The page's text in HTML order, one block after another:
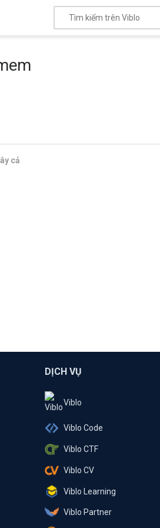
cả
DỊCH VỤ
Viblo
Viblo Code
Viblo CTF
Viblo CV
Viblo Learning
Viblo Partner